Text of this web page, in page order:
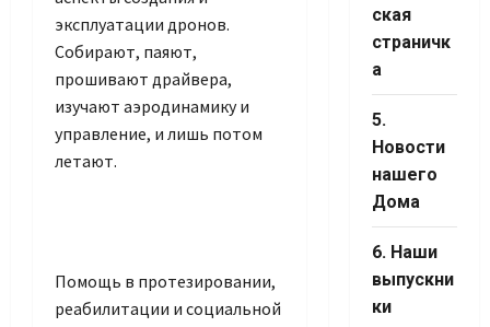
эксплуатации дронов.
Собирают, паяют,
прошивают драйвера,
изучают аэродинамику и
управление, и лишь потом
летают.
Помощь в протезировании,
реабилитации и социальной
ская
страничк
а
5.
Новости
нашего
Дома
6. Наши
выпускни
ки